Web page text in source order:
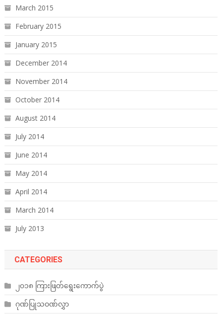
March 2015
February 2015
January 2015
December 2014
November 2014
October 2014
August 2014
July 2014
June 2014
May 2014
April 2014
March 2014
July 2013
CATEGORIES
၂၀၁၈ ကြားဖြတ်ရွေးကောက်ပွဲ
ဂုဏ်ပြုသဝဏ်လွှာ